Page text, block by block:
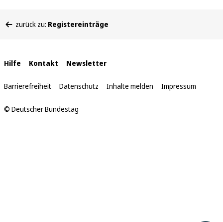
befinden
zurück zu: Registereinträge
Interne
Links
Hilfe Kontakt Newsletter
Barrierefreiheit Datenschutz Inhalte melden Impressum
© Deutscher Bundestag